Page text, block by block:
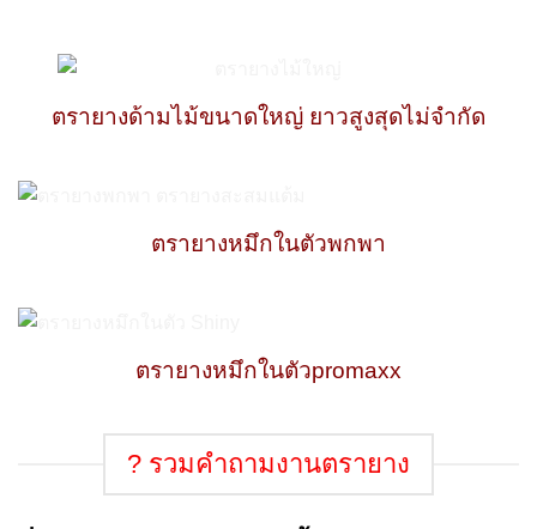
ตรายางด้ามไม้ขนาดใหญ่ ยาวสูงสุดไม่จำกัด
ตรายางหมึกในตัวพกพา
ตรายางหมึกในตัวpromaxx
? รวมคำถามงานตรายาง